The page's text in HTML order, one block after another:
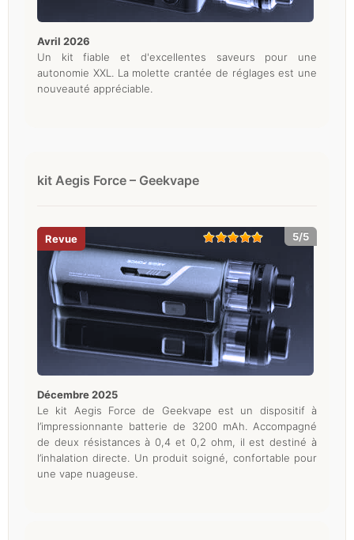
avril 2026
Un kit fiable et d'excellentes saveurs pour une
autonomie XXL. La molette crantée de réglages est une
nouveauté appréciable.
kit Aegis Force – Geekvape
5/5
décembre 2025
Le kit Aegis Force de Geekvape est un dispositif à
l’impressionnante batterie de 3200 mAh. Accompagné
de deux résistances à 0,4 et 0,2 ohm, il est destiné à
l’inhalation directe. Un produit soigné, confortable pour
une vape nuageuse.